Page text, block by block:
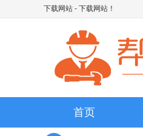
下载网站 - 下载网站！
首页